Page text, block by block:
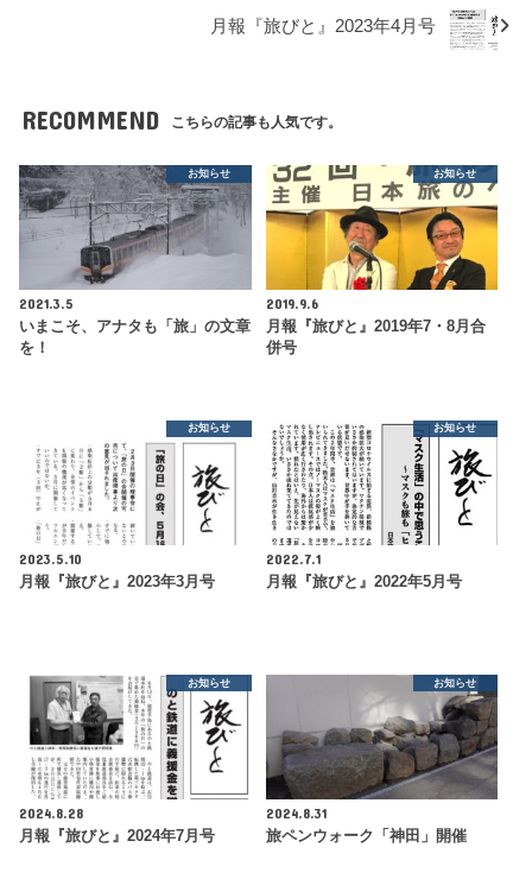
月報『旅びと』2023年4月号
RECOMMEND こちらの記事も人気です。
お知らせ
2021.3.5
いまこそ、アナタも「旅」の文章
を！
お知らせ
2019.9.6
月報『旅びと』2019年7・8月合
併号
お知らせ
2023.5.10
月報『旅びと』2023年3月号
お知らせ
2022.7.1
月報『旅びと』2022年5月号
お知らせ
2024.8.28
月報『旅びと』2024年7月号
お知らせ
2024.8.31
旅ペンウォーク「神田」開催